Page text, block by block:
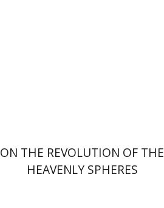
ON THE REVOLUTION OF THE
HEAVENLY SPHERES